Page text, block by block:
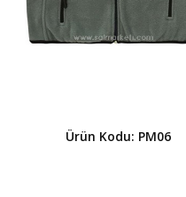
Ürün Kodu: PM06